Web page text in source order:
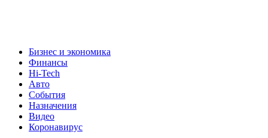
Бизнес и экономика
Финансы
Hi-Tech
Авто
События
Назначения
Видео
Коронавирус